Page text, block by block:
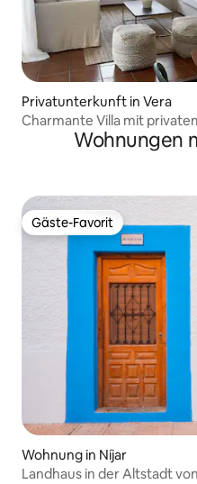
Privatunterkunft in Vera
Charmante Villa mit
Wohnungen
Gäste-Favorit
Gäste-Favorit
Wohnung in Níjar
Landhaus in der Altstadt